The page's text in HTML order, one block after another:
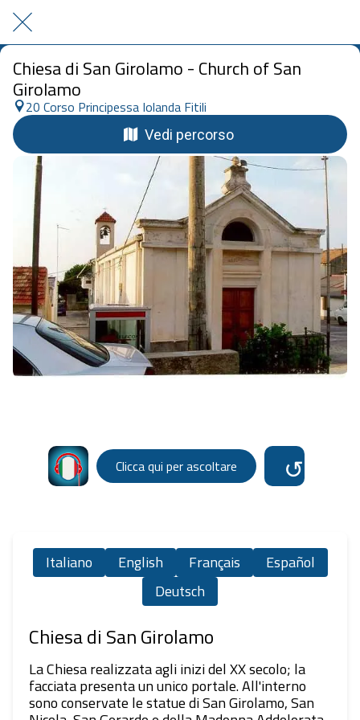
Chiesa di San Girolamo - Church of San
Girolamo
20 Corso Principessa Iolanda Fitili
Vedi percorso
Clicca qui per ascoltare ↺
Italiano English Français
Español
Deutsch
Chiesa di San Girolamo
La Chiesa realizzata agli inizi del XX secolo; la
facciata presenta un unico portale. All'interno
sono conservate le statue di San Girolamo, San